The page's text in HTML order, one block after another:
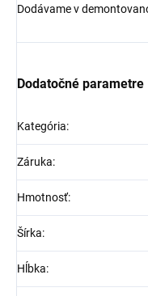
Dodávame v
Dodatočné parametre
Kategória:
Záruka:
Hmotnosť:
Šírka:
Hĺbka: